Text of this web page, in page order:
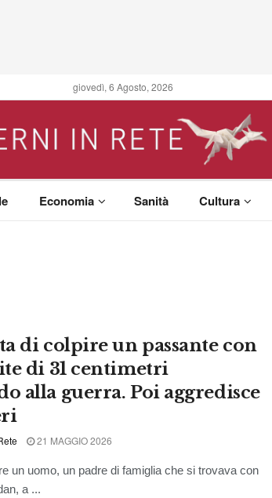
giovedì, 6 Agosto, 2026
Economia Sanità Cultura
di colpire un passante con
di 31 centimetri
alla guerra. Poi aggredisce
21 MAGGIO 2026
un uomo, un padre di famiglia che si trovava con
a ...